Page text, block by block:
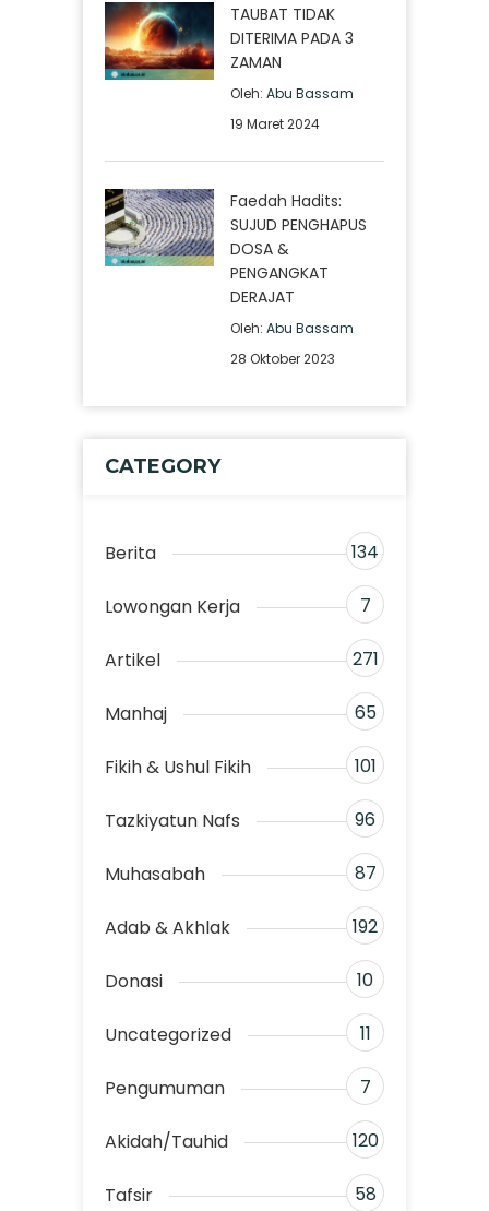
TAUBAT TIDAK
DITERIMA PADA 3
ZAMAN
Oleh: Abu Bassam
19 Maret 2024
Faedah Hadits:
SUJUD PENGHAPUS
DOSA &
PENGANGKAT
DERAJAT
Oleh: Abu Bassam
28 Oktober 2023
CATEGORY
Berita 134
Lowongan Kerja 7
Artikel 271
Manhaj 65
Fikih & Ushul Fikih 101
Tazkiyatun Nafs 96
Muhasabah 87
Adab & Akhlak 192
Donasi 10
Uncategorized 11
Pengumuman 7
Akidah/Tauhid 120
Tafsir 58